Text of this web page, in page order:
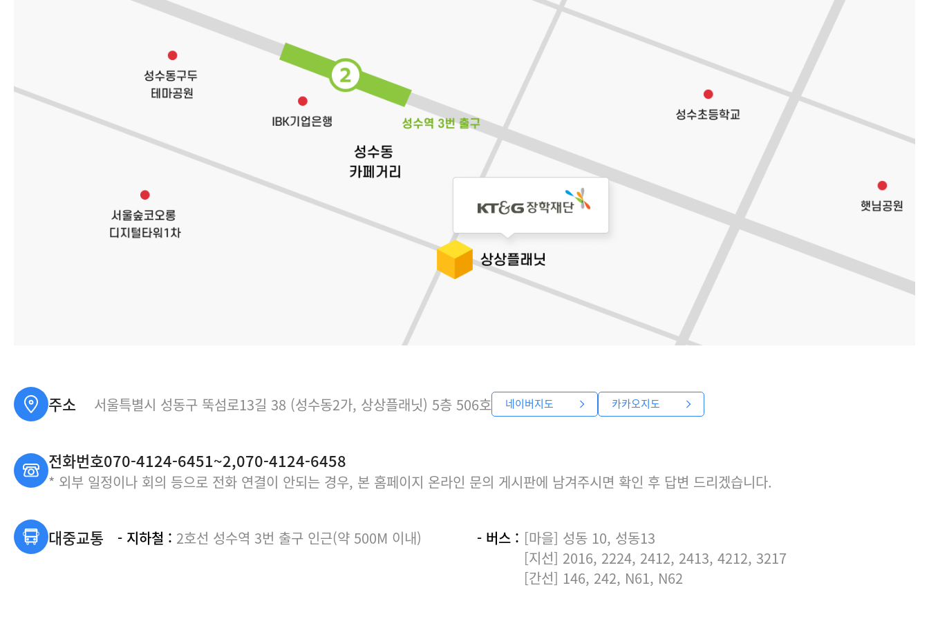
주소 서울특별시 성동구 뚝섬로13길 38 (성수동2가, 상상플래닛) 5층 506호 네이버지도 카카오지도
전화번호070-4124-6451~2,070-4124-6458
* 외부 일정이나 회의 등으로 전화 연결이 안되는 경우, 본 홈페이지 온라인 문의 게시판에 남겨주시면 확인 후 답변 드리겠습니다.
대중교통 - 지하철 : 2호선 성수역 3번 출구 인근(약 500M 이내) - 버스 : [마을] 성동 10, 성동13
[지선] 2016, 2224, 2412, 2413, 4212, 3217
[간선] 146, 242, N61, N62